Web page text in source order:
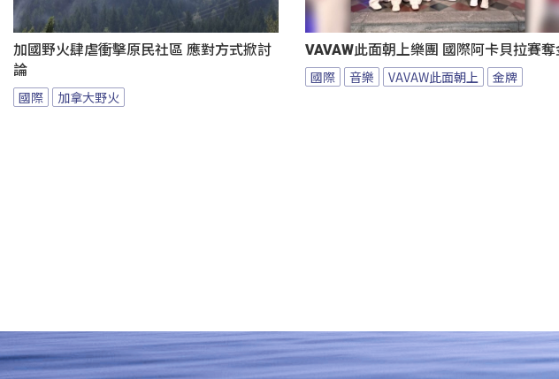
加國野火肆虐衝擊原民社區 應對方式掀討
論
國際 加拿大野火
VAVAW此面朝上樂團 國際阿卡貝拉賽奪
國際 音樂 VAVAW此面朝上 金牌